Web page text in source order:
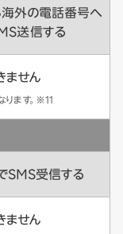
外の電話番号へ
送信する
せん
ります。※11
SMS受信する
せん